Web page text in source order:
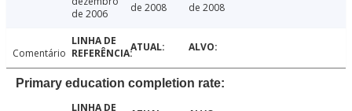
de 2006
de 2008
de 2008
Comentário
Primary education completion rate: